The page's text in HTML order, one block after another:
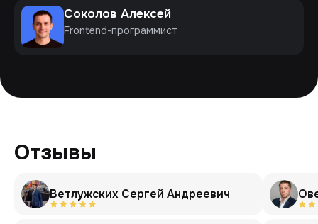
Соколов Алексей
Frontend-программист
Отзывы
Ветлужских Сергей Андреевич